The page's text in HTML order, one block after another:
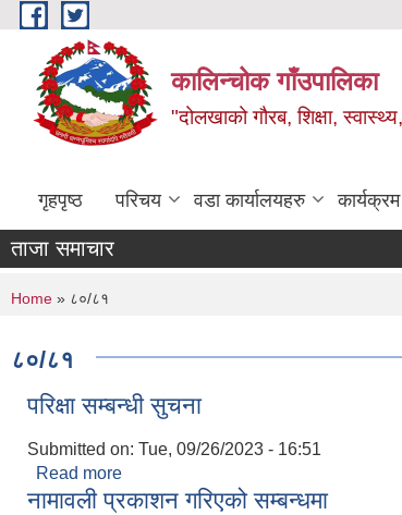
Skip to main content
कालिन्चोक गाँउपालिका
"दोलखाको गौरब, शिक्षा,
गृहपृष्ठ परिचय वडा कार्यालयहरु
ताजा समाचार
You are here
Home » ८०/८१
८०/८१
परिक्षा सम्बन्धी सुचना
Submitted on: Tue, 09/26/2023 - 16:51
Read more
नामावली प्रकाशन गरिएको सम्बन्धमा